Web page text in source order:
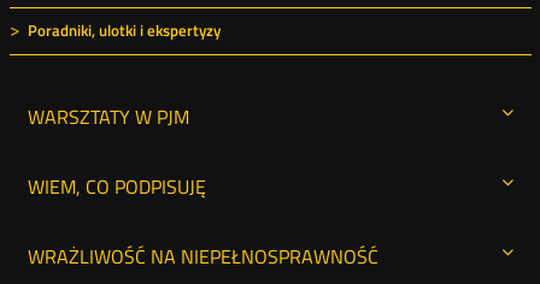
Poradniki, ulotki i ekspertyzy
WARSZTATY W PJM
WIEM, CO PODPISUJĘ
WRAŻLIWOŚĆ NA NIEPEŁNOSPRAWNOŚĆ